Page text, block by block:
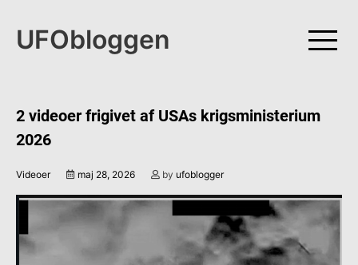
content
UFObloggen
2 videoer frigivet af USAs krigsministerium
2026
Videoer maj 28, 2026 by ufoblogger